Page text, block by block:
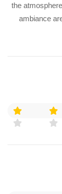
the
ambiance